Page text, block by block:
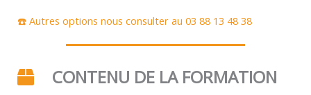
☎️ Autres options nous consulter au 03 88 13 48 38
CONTENU DE LA FORMATION